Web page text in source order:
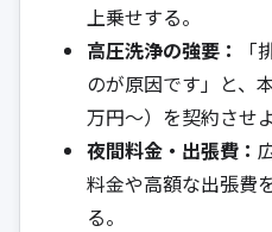
上乗せする。
高圧洗浄の強要：
のが原因です」と、
万円～）を契約させ
夜間料金・出張費：
料金や高額な出張費
る。